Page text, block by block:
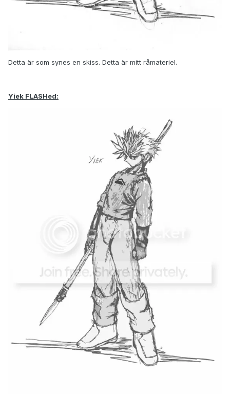
Detta är som synes en skiss. Detta är mitt råmateriel.
Yiek FLASHed: